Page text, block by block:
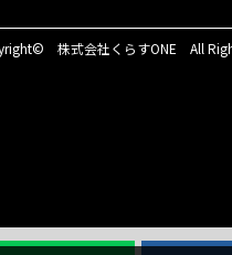
株式会社くらすONE All